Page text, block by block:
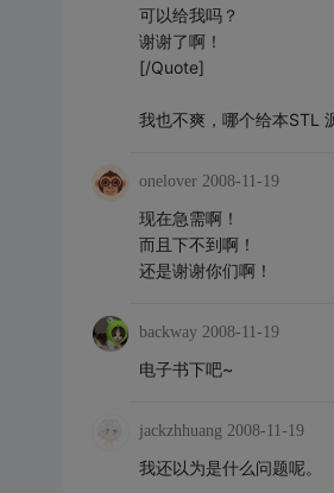
可以给我吗？
谢谢了啊！
[/Quote]
我也不爽，哪个给本STL
onelover 2008-11-19
现在急需啊！
而且下不到啊！
还是谢谢你们啊！
backway 2008-11-19
电子书下吧~
jackzhhuang 2008-11-19
我还以为是什么问题呢。